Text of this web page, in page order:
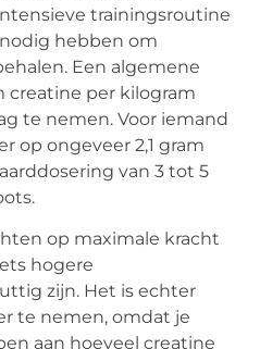
trainingsroutine
hebben om
Een algemene
creatine per kilogram
te nemen. Voor iemand
op ongeveer 2,1 gram
van 3 tot 5
op maximale kracht
hogere
zijn. Het is echter
te nemen, omdat je
aan hoeveel creatine